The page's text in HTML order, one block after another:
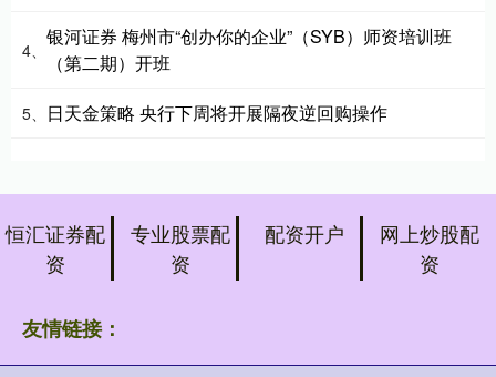
4、
银河证券 梅州市“创办你的企业”（SYB）师资培训班
（第二期）开班
5、 日天金策略 央行下周将开展隔夜逆回购操作
恒汇证券配
资
专业股票配
资
配资开户
网上炒股配
资
友情链接：